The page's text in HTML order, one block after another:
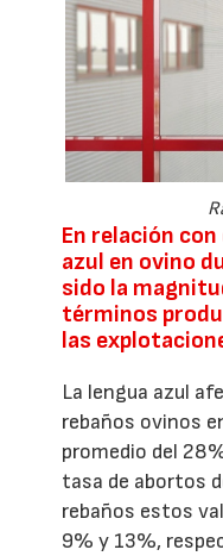
En relación
azul en ovino
sido la
términos
las
La lengua azul
rebaños ovinos
promedio del
tasa de abortos
rebaños estos
9% y 13%,